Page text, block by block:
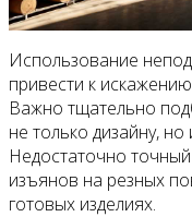
Использование
привести к
Важно тщательно
не только дизайну,
Недостаточно
изъянов на резных
готовых изделиях.